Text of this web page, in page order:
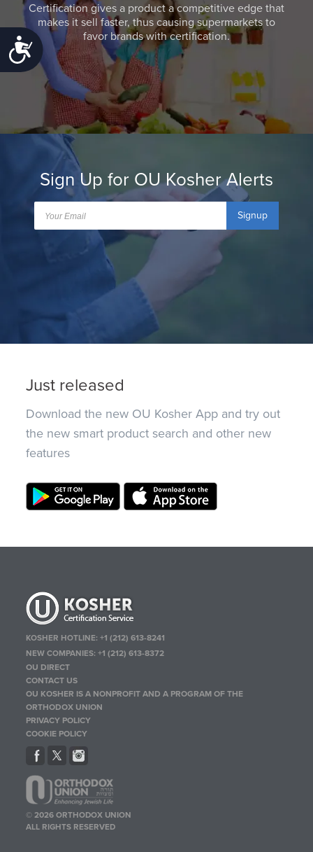
Accessibility
Certification gives a product a competitive edge that
makes it sell faster, thus causing supermarkets to
favor brands with certification.
Sign Up for OU Kosher Alerts
Signup
Just released
Download the new OU Kosher App and try out
the new smart product search and other new
features
KOSHER HOTLINE:+1 (212) 613-8241
NEW COMPANIES:+1 (212) 613-8372
OU DIRECT
CONTACT US
OU KOSHER IS A NONPROFIT AND A PROGRAM OF THE
ORTHODOX UNION
PRIVACY POLICY
COOKIE POLICY
© 2026 ORTHODOX UNION
ALL RIGHTS RESERVED